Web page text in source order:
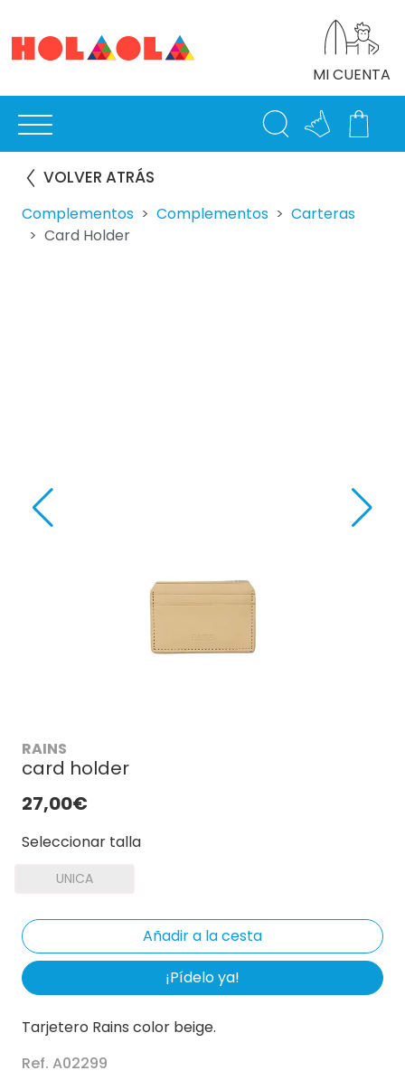
MI CUENTA
VOLVER ATRÁS
Complementos Complementos
Carteras
Card Holder
RAINS
card holder
27,00€
Seleccionar talla
UNICA
¡Pídelo ya!
Tarjetero Rains color beige.
Ref. A02299